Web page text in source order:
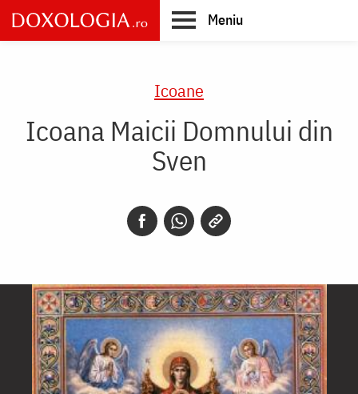
Skip
to
main
Meniu
Icoane
Icoana Maicii Domnului din
Sven